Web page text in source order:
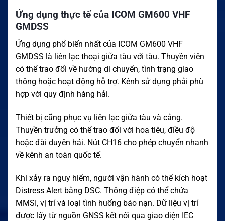
Ứng dụng thực tế của ICOM GM600 VHF
GMDSS
Ứng dụng phổ biến nhất của ICOM GM600 VHF
GMDSS là liên lạc thoại giữa tàu với tàu. Thuyền viên
có thể trao đổi về hướng di chuyển, tình trạng giao
thông hoặc hoạt động hỗ trợ. Kênh sử dụng phải phù
hợp với quy định hàng hải.
Thiết bị cũng phục vụ liên lạc giữa tàu và cảng.
Thuyền trưởng có thể trao đổi với hoa tiêu, điều độ
hoặc đài duyên hải. Nút CH16 cho phép chuyển nhanh
về kênh an toàn quốc tế.
Khi xảy ra nguy hiểm, người vận hành có thể kích hoạt
Distress Alert bằng DSC. Thông điệp có thể chứa
MMSI, vị trí và loại tình huống báo nạn. Dữ liệu vị trí
được lấy từ nguồn GNSS kết nối qua giao diện IEC